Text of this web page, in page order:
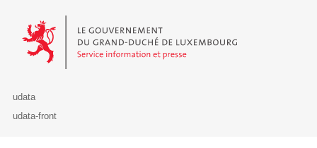
Le Gouvernement du Grand-Duché de Luxembourg - Service
udata
udata-front